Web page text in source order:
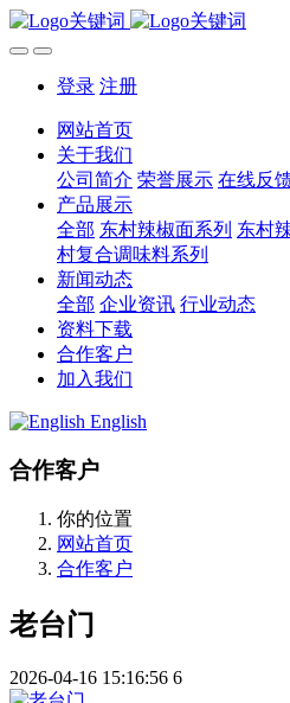
登录 注册
网站首页
关于我们
公司简介 荣誉展示 在线反
产品展示
全部 东村辣椒面系列 东村
村复合调味料系列
新闻动态
全部 企业资讯 行业动态
资料下载
合作客户
加入我们
English
合作客户
你的位置
网站首页
合作客户
老台门
2026-04-16 15:16:56 6